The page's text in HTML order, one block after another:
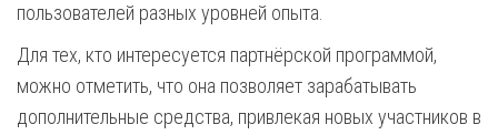
пользователей разных уровней опыта.
Для тех, кто интересуется партнёрской программой,
можно отметить, что она позволяет зарабатывать
дополнительные средства, привлекая новых участников в